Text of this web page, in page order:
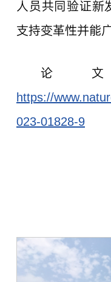
人员共同验证新
支持变革性并能
论
https://
023-01828-9